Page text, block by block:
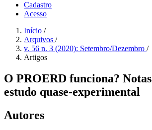
Cadastro
Acesso
Início /
Arquivos /
v. 56 n. 3 (2020): Setembro/Dezembro /
Artigos
O PROERD funciona?
estudo quase-experimental
Autores